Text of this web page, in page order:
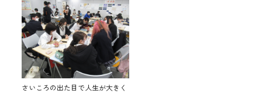
さいころの出た目で人生が大きく